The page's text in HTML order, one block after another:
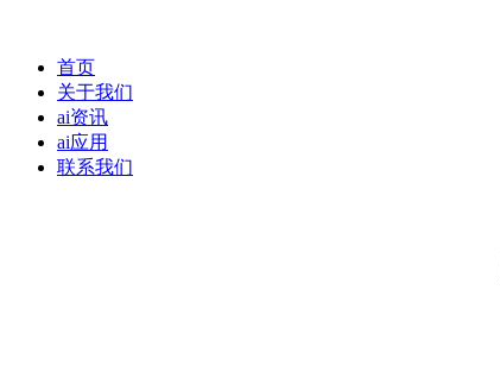
首页
关于我们
ai资讯
ai应用
联系我们